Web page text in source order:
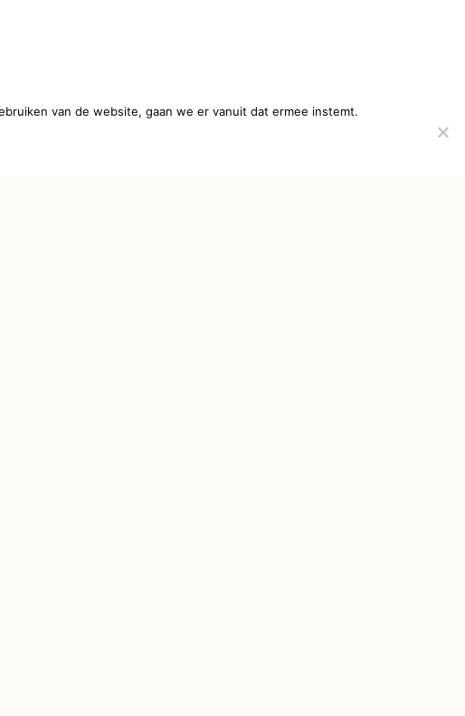
van de website, gaan we er vanuit dat ermee instemt.